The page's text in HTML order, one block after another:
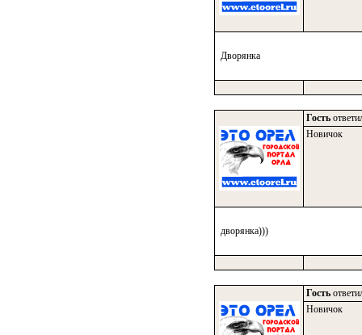
Дворянка
Гость
Новичок
дворянка)))
Гость
Новичок